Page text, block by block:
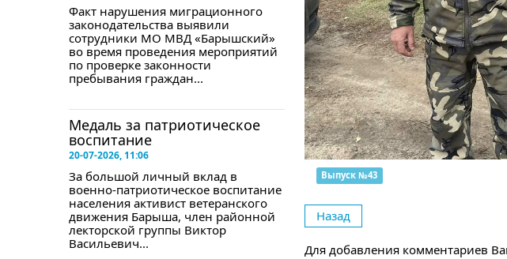
Факт нарушения миграционного
законодательства выявили
сотрудники МО МВД «Барышский»
во время проведения мероприятий
по проверке законности
пребывания граждан...
Медаль за патриотическое
воспитание
20-07-2026, 11:06
За большой личный вклад в
военно-патриотическое воспитание
населения активист ветеранского
движения Барыша, член районной
лекторской группы Виктор
Васильевич...
Выпуск №43
Назад
Для добавления комментариев